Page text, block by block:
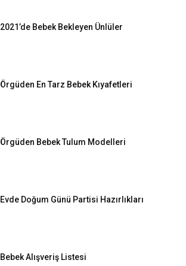
2021’de Bebek Bekleyen Ünlüler
Örgüden En Tarz Bebek Kıyafetleri
Örgüden Bebek Tulum Modelleri
Evde Doğum Günü Partisi Hazırlıkları
Bebek Alışveriş Listesi